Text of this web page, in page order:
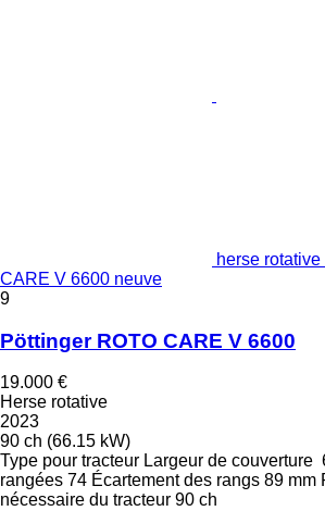
herse
CARE V 6600 neuve
9
Pöttinger ROTO CARE V 6600
19.000 €
Herse rotative
2023
90 ch (66.15 kW)
Type pour tracteur Largeur de couverture
rangées 74 Écartement des rangs 89 mm
nécessaire du tracteur 90 ch